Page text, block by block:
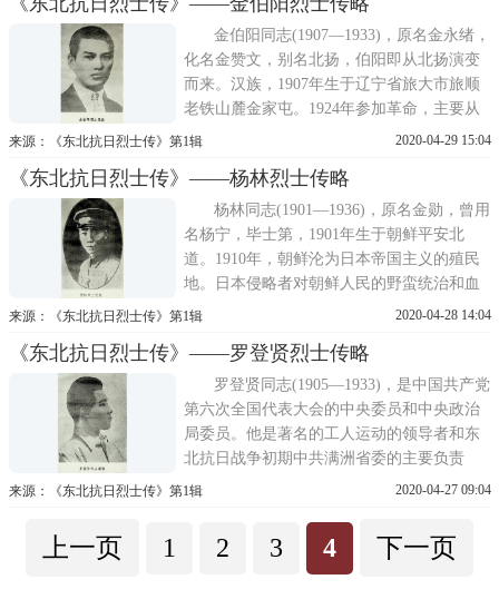
争的胜利，作出了巨大的贡献。靖宇同志身
经百战，直至壮烈殉国。他不愧是中国共产
党的优秀党员，
金伯阳同志(1907—1933)，原名金永绪，
化名金赞文，别名北扬，伯阳即从北扬演变
而来。汉族，1907年生于辽宁省旅大市旅顺
老铁山麓金家屯。1924年参加革命，主要从
事工人运动工作。1927年加入中国共产主义
年2月当选为中共满洲省委候补委员，12月任
省委常委。曾两次去苏联开会。1933年派赴
南满巡视工作，同年秋光
来源：《东北抗日烈士传》第1辑 2020-04-29 15:04
《东北抗日烈士传》——杨林烈士传略
杨林同志(1901—1936)，原名金勋，曾用
名杨宁，毕士第，1901年生于朝鲜平安北
道。1910年，朝鲜沦为日本帝国主义的殖民
地。日本侵略者对朝鲜人民的野蛮统治和血
腥屠杀的暴行，在杨林幼小的心灵里埋下了
的父亲一起参加了汉城三十万市民举行的反
日人民起义，他的父亲在起义斗争中英勇牺
牲。杨林满怀 民族和阶
来源：《东北抗日烈士传》第1辑 2020-04-28 14:04
《东北抗日烈士传》——罗登贤烈士传略
罗登贤同志(1905—1933)，是中国共产党
第六次全国代表大会的中央委员和中央政治
局委员。他是著名的工人运动的领导者和东
北抗日战争初期中共满洲省委的主要负责
人。他在组织工人运动和领导东北人民进行
王明左倾错误路线迫害打击后，仍以革命事
业为重，毫不消沉，继续积极地为党工作。
来源：《东北抗日烈士传》第1辑 2020-04-27 09:04
上一页 1 2 3 4 下一页